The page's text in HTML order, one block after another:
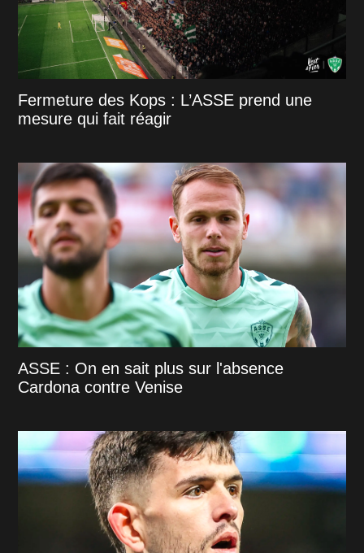
Fermeture des Kops : L’ASSE prend une
mesure qui fait réagir
ASSE : On en sait plus sur l'absence
Cardona contre Venise